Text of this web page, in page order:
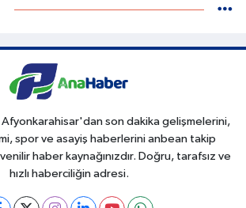
son dakika gelişmelerini,
spor ve asayiş haberlerini anbean takip
haber kaynağınızdır. Doğru, tarafsız ve
hızlı haberciliğin adresi.